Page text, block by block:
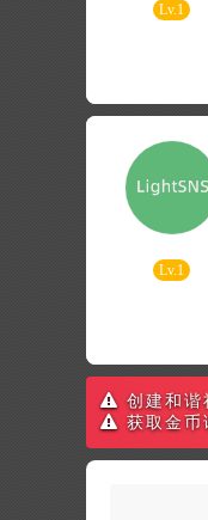
Lv.1
Lv.1
创建和谐
获取金币